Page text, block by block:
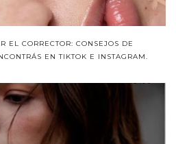
EL CORRECTOR: CONSEJOS DE
EN TIKTOK E INSTAGRAM.